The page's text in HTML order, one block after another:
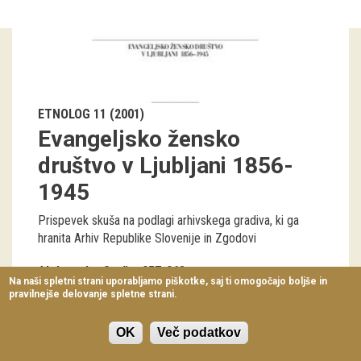
Razstavni projekti
Arhiv razstav
dogodki
Koledar dogodkov
Prireditve
Predavanja
Delavnice
Vodeni ogledi
ETNOLOG 11 (2001)
Evangeljsko žensko
društvo v Ljubljani 1856-
1945
Prispevek skuša na podlagi arhivskega gradiva, ki ga
hranita Arhiv Republike Slovenije in Zgodovi
Aleksandra Serše 057-068
Na naši spletni strani uporabljamo piškotke, saj ti omogočajo boljše in
pravilnejše delovanje spletne strani.
OK Več podatkov